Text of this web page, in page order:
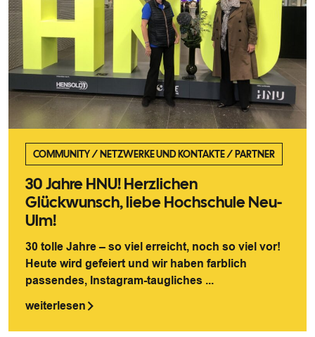
COMMUNITY/NETZWERKE UND KONTAKTE/PARTNER
30 Jahre HNU! Herzlichen
Glückwunsch, liebe Hochschule Neu-
Ulm!
30 tolle Jahre – so viel erreicht, noch so viel vor!
Heute wird gefeiert und wir haben farblich
passendes, Instagram-taugliches ...
weiterlesen